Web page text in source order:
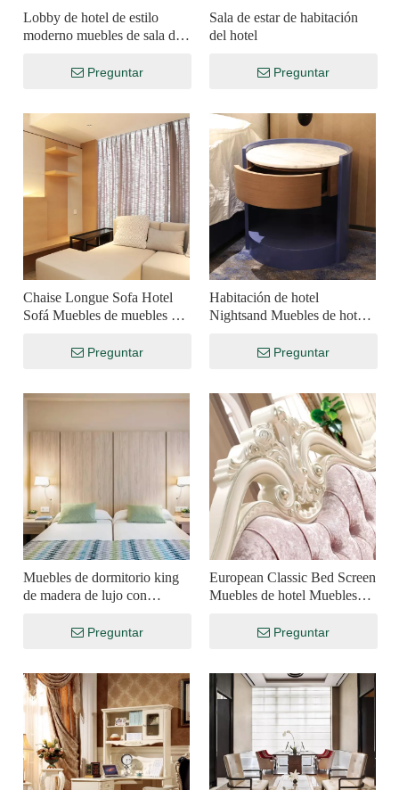
Lobby de hotel de estilo
moderno muebles de sala de
sofás de madera maciza
Preguntar
Sala de estar de habitación
del hotel
Preguntar
Chaise Longue Sofa Hotel
Sofá Muebles de muebles de
Preguntar
Habitación de hotel
Nightsand Muebles de hotel
Preguntar
Muebles de dormitorio king
de madera de lujo con
Preguntar
European Classic Bed Screen
Muebles de hotel Muebles
paquetes suavesPreguntar